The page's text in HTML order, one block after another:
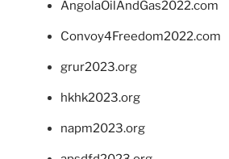
AngolaOilAndGas2022.com
Convoy4Freedom2022.com
grur2023.org
hkhk2023.org
napm2023.org